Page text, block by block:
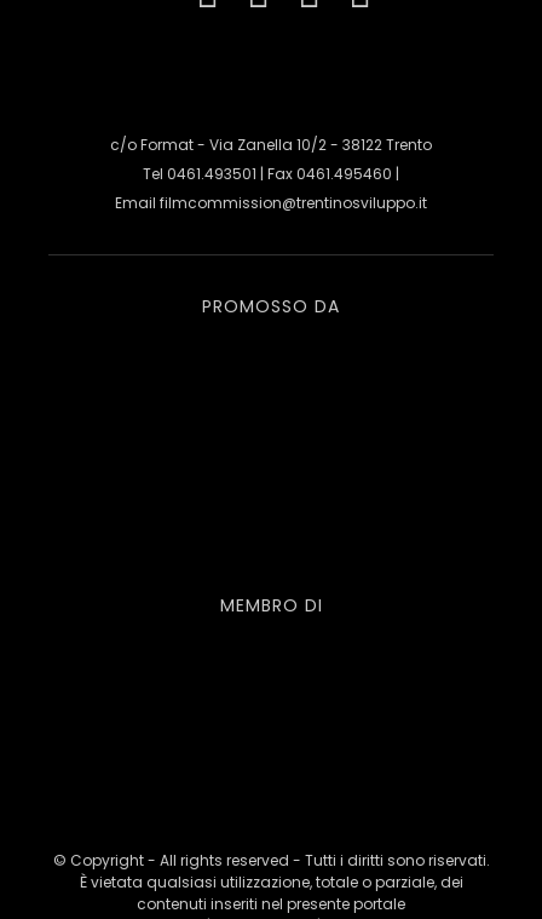
c/o Format - Via Zanella 10/2 - 38122 Trento
Tel 0461.493501 | Fax 0461.495460 |
Email filmcommission@trentinosviluppo.it
PROMOSSO DA
MEMBRO DI
© Copyright - All rights reserved - Tutti i diritti sono riservati.
È vietata qualsiasi utilizzazione, totale o parziale, dei
contenuti inseriti nel presente portale